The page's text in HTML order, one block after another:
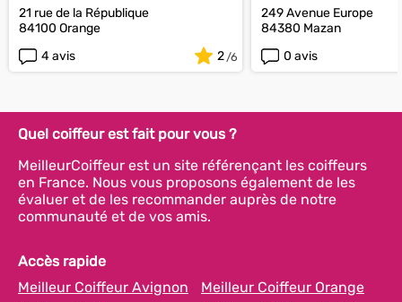
21 rue de la République
84100 Orange
4 avis
2
249 Avenue Europe
84380 Mazan
0 avis
Quel coiffeur est fait pour vous ?
MeilleurCoiffeur est un site référençant les coiffeurs
en France. Nous vous proposons également de les
évaluer et de les recommander auprès de notre
communauté et de vos amis.
Accès rapide
Meilleur Coiffeur Avignon
Meilleur Coiffeur Orange